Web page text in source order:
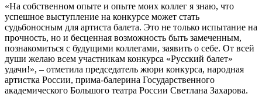
«На собственном опыте и опыте моих коллег я знаю, что
успешное выступление на конкурсе может стать
судьбоносным для артиста балета. Это не только испытание на
прочность, но и бесценная возможность быть замеченным,
познакомиться с будущими коллегами, заявить о себе. От всей
души желаю всем участникам конкурса «Русский балет»
удачи!», – отметила председатель жюри конкурса, народная
артистка России, прима-балерина Государственного
академического Большого театра России Светлана Захарова.